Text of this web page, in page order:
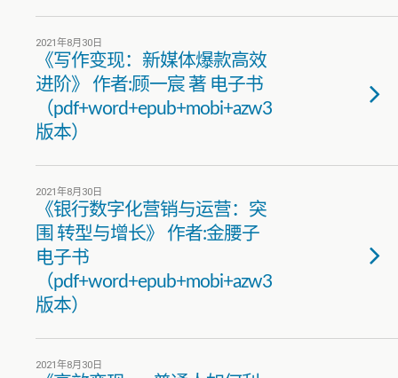
2021年8月30日
《写作变现：新媒体爆款高效
进阶》 作者:顾一宸 著 电子书
（pdf+word+epub+mobi+azw3
版本）
2021年8月30日
《银行数字化营销与运营：突
围 转型与增长》 作者:金腰子
电子书
（pdf+word+epub+mobi+azw3
版本）
2021年8月30日